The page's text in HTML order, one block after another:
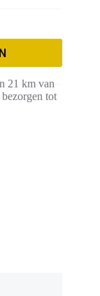
21 km van
tot